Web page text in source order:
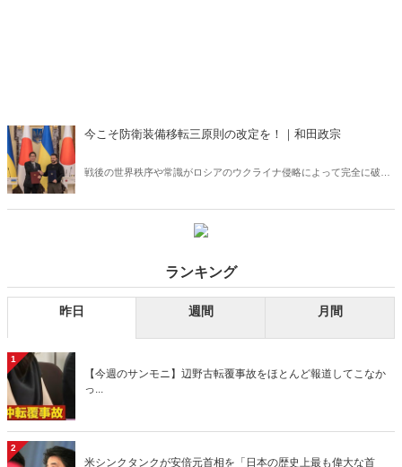
今こそ防衛装備移転三原則の改定を！｜和田政宗
戦後の世界秩序や常識がロシアのウクライナ侵略によって完全に破壊
ランキング
昨日 週間 月間
1
【今週のサンモニ】辺野古転覆事故をほとんど報道してこなか
っ...
2
米シンクタンクが安倍元首相を「日本の歴史上最も偉大な首